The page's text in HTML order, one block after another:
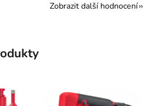
Zobrazit další hodnocení